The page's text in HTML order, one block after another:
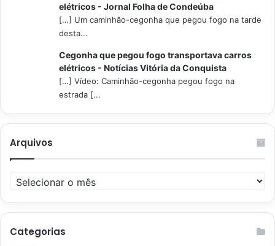
elétricos - Jornal Folha de Condeúba
[…] Um caminhão-cegonha que pegou fogo na tarde
desta...
Cegonha que pegou fogo transportava carros
elétricos - Notícias Vitória da Conquista
[…] Vídeo: Caminhão-cegonha pegou fogo na
estrada [...
Arquivos
Arquivos
Categorias